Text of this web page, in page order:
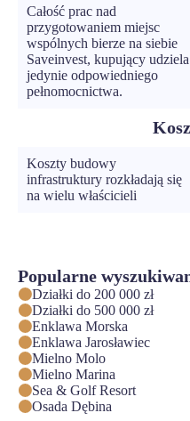
Całość prac nad
przygotowaniem miejsc
wspólnych bierze na siebie
Saveinvest, kupujący udziela
jedynie odpowiedniego
pełnomocnictwa.
Koszty budowy
infrastruktury rozkładają się
na wielu właścicieli
Popularne
Działki do 200 000 zł
Działki do 500 000 zł
Enklawa Morska
Enklawa Jarosławiec
Mielno Molo
Mielno Marina
Sea & Golf Resort
Osada Dębina